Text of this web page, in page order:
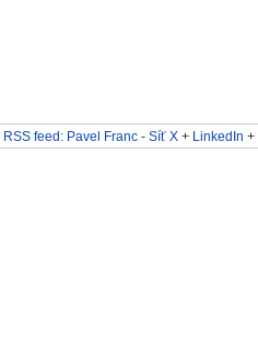
RSS feed: Pavel Franc - Síť X + LinkedIn +